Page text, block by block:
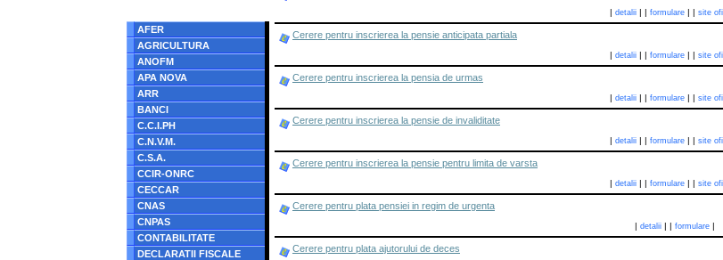
AFER
AGRICULTURA
ANOFM
APA NOVA
ARR
BANCI
C.C.I.PH
C.N.V.M.
C.S.A.
CCIR-ONRC
CECCAR
CNAS
CNPAS
CONTABILITATE
DECLARATII FISCALE
| detalii| | formulare| | site
Cerere pentru inscrierea la pensie anticipata partiala
| detalii| | formulare| | site
Cerere pentru inscrierea la pensia de urmas
| detalii| | formulare| | site
Cerere pentru inscrierea la pensie de invaliditate
| detalii| | formulare| | site
Cerere pentru inscrierea la pensie pentru limita de varsta
| detalii| | formulare| | site
Cerere pentru plata pensiei in regim de urgenta
| detalii | | formulare |
Cerere pentru plata ajutorului de deces